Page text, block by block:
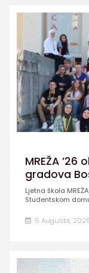
MREŽA ’26
gradova
Ljetna škola
Studentskom
5 Augusta,